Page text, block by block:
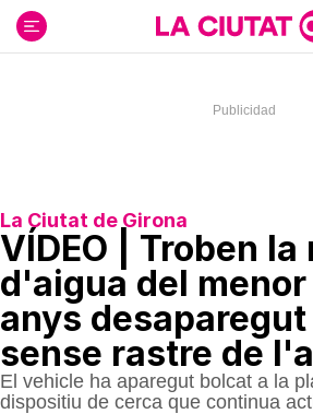
contenido
La Ciutat de Girona
VÍDEO | Troben la
d'aigua del menor
anys
sense rastre de
El vehicle ha aparegut bolcat a la
dispositiu de cerca que continua